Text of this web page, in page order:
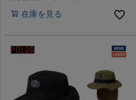
在庫を見る